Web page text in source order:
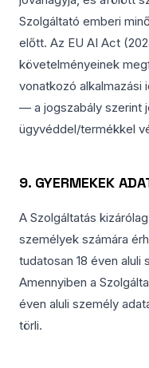
Szolgáltató emberi
előtt. Az EU AI Act
követelményeinek
vonatkozó alkalmazási
— a jogszabály szerint
ügyvéddel/termékkel
9. GYERMEKEK
A Szolgáltatás
személyek számára
tudatosan 18 éven
Amennyiben a
éven aluli személy
törli.